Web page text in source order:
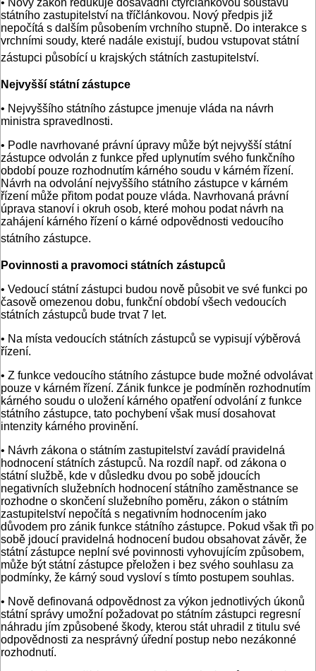
• Nový zákon redukuje dosavadní čtyřčlánkovou soustavu
státního zastupitelství na tříčlánkovou. Nový předpis již
nepočítá s dalším působením vrchního stupně. Do interakce s
vrchními soudy, které nadále existují, budou vstupovat státní
zástupci působící u krajských státních zastupitelství.
Nejvyšší státní zástupce
• Nejvyššího státního zástupce jmenuje vláda na návrh
ministra spravedlnosti.
• Podle navrhované právní úpravy může být nejvyšší státní
zástupce odvolán z funkce před uplynutím svého funkčního
období pouze rozhodnutím kárného soudu v kárném řízení.
Návrh na odvolání nejvyššího státního zástupce v kárném
řízení může přitom podat pouze vláda. Navrhovaná právní
úprava stanoví i okruh osob, které mohou podat návrh na
zahájení kárného řízení o kárné odpovědnosti vedoucího
státního zástupce.
Povinnosti a pravomoci státních zástupců
• Vedoucí státní zástupci budou nově působit ve své funkci po
časově omezenou dobu, funkční období všech vedoucích
státních zástupců bude trvat 7 let.
• Na místa vedoucích státních zástupců se vypisují výběrová
řízení.
• Z funkce vedoucího státního zástupce bude možné odvolávat
pouze v kárném řízení. Zánik funkce je podmíněn rozhodnutím
kárného soudu o uložení kárného opatření odvolání z funkce
státního zástupce, tato pochybení však musí dosahovat
intenzity kárného provinění.
• Návrh zákona o státním zastupitelství zavádí pravidelná
hodnocení státních zástupců. Na rozdíl např. od zákona o
státní službě, kde v důsledku dvou po sobě jdoucích
negativních služebních hodnocení státního zaměstnance se
rozhodne o skončení služebního poměru, zákon o státním
zastupitelství nepočítá s negativním hodnocením jako
důvodem pro zánik funkce státního zástupce. Pokud však tři po
sobě jdoucí pravidelná hodnocení budou obsahovat závěr, že
státní zástupce neplní své povinnosti vyhovujícím způsobem,
může být státní zástupce přeložen i bez svého souhlasu za
podmínky, že kárný soud vysloví s tímto postupem souhlas.
• Nově definovaná odpovědnost za výkon jednotlivých úkonů
státní správy umožní požadovat po státním zástupci regresní
náhradu jím způsobené škody, kterou stát uhradil z titulu své
odpovědnosti za nesprávný úřední postup nebo nezákonné
rozhodnutí.